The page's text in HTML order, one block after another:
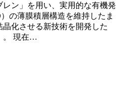
ン」を用い、実用的な有機発
の薄膜積層構造を維持したま
晶化させる新技術を開発した
。 現在…